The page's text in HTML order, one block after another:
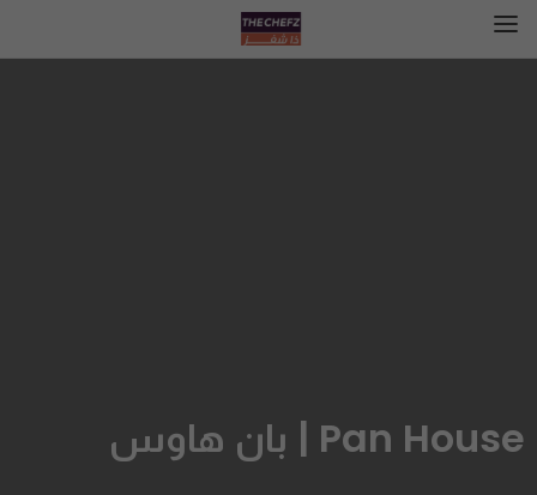
Pan House | بان هاوس